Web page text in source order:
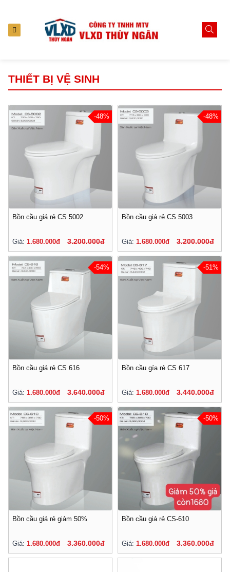
THIẾT BỊ VỆ SINH
Bồn cầu giá rẻ CS 5002
Giá: 1.680.000đ 3.200.000đ
-48%
Bồn cầu giá rẻ CS 5003
Giá: 1.680.000đ 3.200.000đ
-48%
Bồn cầu giá rẻ CS 616
Giá: 1.680.000đ 3.640.000đ
-54%
Bồn cầu gía rẻ CS 617
Giá: 1.680.000đ 3.440.000đ
-51%
Bồn cầu giá rẻ giảm 50%
Giá: 1.680.000đ 3.360.000đ
-50%
Bồn cầu giá rẻ CS-610
Giá: 1.680.000đ 3.360.000đ
-50%